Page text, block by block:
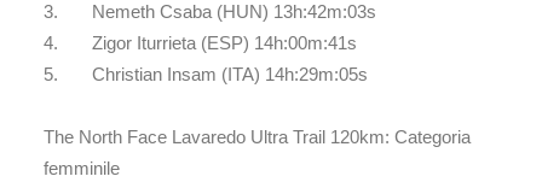
3. Nemeth Csaba (HUN) 13h:42m:03s
4. Zigor Iturrieta (ESP) 14h:00m:41s
5. Christian Insam (ITA) 14h:29m:05s
The North Face Lavaredo Ultra Trail 120km: Categoria
femminile